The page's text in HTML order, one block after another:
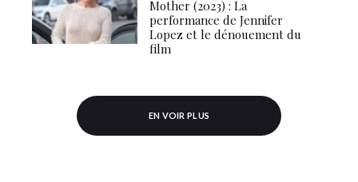
Mother (2023) : La
performance de Jennifer
Lopez et le dénouement du
film
EN VOIR PLUS